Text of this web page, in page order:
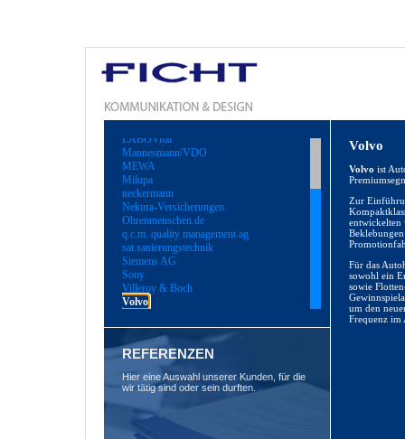
Boppin'B
DyStar
Elten.
LABOVital
Mannesmann/VDO
MEWA
Milupa
neckermann
Nekura-Versicherungen
Ohrenmenschen.de
q.c.m. quality management ag
sat.sanierungstechnik
Siemens AG
Sony
Villeroy & Boch
Volvo
REFERENZEN
Hier eine Auswahl unserer Kunden, für die
wir tätig sind oder sein durften.
Volvo
Volvo ist
Zur
entwickelten
Für das
sowohl ein
sowie
um den
Frequenz im